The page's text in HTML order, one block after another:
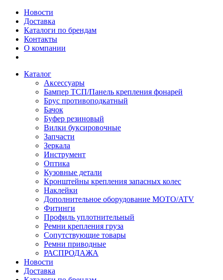
Новости
Доставка
Каталоги по брендам
Контакты
О компании
Каталог
Аксессуары
Бампер ТСП/Панель крепления фонарей
Брус противоподкатный
Бачок
Буфер резиновый
Вилки буксировочные
Запчасти
Зеркала
Инструмент
Оптика
Кузовные детали
Кронштейны крепления запасных колес
Наклейки
Дополнительное оборудование MOTO/ATV
Фитинги
Профиль уплотнительный
Ремни крепления груза
Сопутствующие товары
Ремни приводные
РАСПРОДАЖА
Новости
Доставка